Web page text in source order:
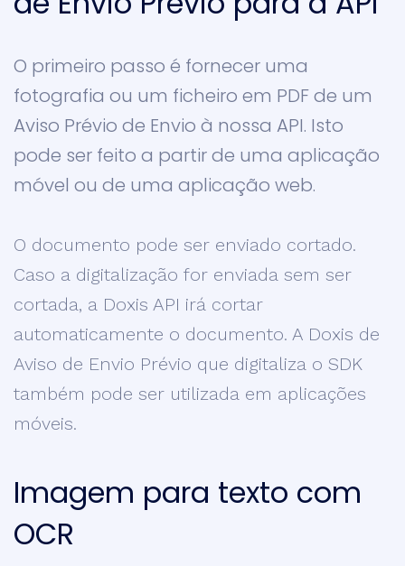
O primeiro passo é fornecer uma
fotografia ou um ficheiro em PDF de um
Aviso Prévio de Envio à nossa API. Isto
pode ser feito a partir de uma aplicação
móvel ou de uma aplicação web.
O documento pode ser enviado cortado.
Caso a digitalização for enviada sem ser
cortada, a Doxis API irá cortar
automaticamente o documento. A Doxis de
Aviso de Envio Prévio que digitaliza o SDK
também pode ser utilizada em aplicações
móveis.
Imagem para texto com
OCR